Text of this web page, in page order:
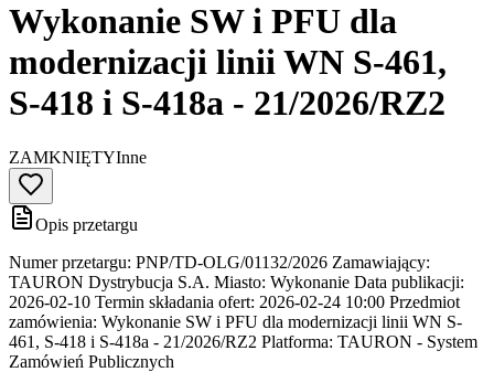
Wykonanie SW i PFU dla
modernizacji linii WN S-461,
S-418 i S-418a - 21/2026/RZ2
ZAMKNIĘTYInne
Opis przetargu
Numer przetargu: PNP/TD-OLG/01132/2026 Zamawiający:
TAURON Dystrybucja S.A. Miasto: Wykonanie Data publikacji:
2026-02-10 Termin składania ofert: 2026-02-24 10:00 Przedmiot
zamówienia: Wykonanie SW i PFU dla modernizacji linii WN S-
461, S-418 i S-418a - 21/2026/RZ2 Platforma: TAURON - System
Zamówień Publicznych